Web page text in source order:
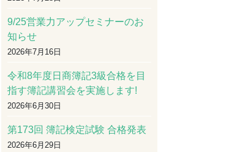
9/25営業力アップセミナーのお
知らせ
2026年7月16日
令和8年度日商簿記3級合格を目
指す簿記講習会を実施します!
2026年6月30日
第173回 簿記検定試験 合格発表
2026年6月29日